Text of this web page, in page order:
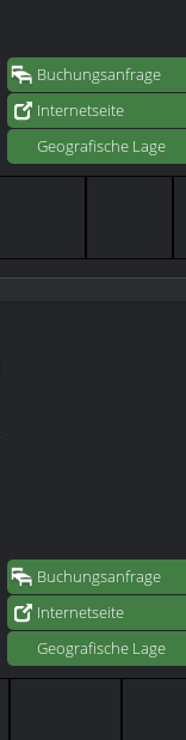
Buchungsanfrage
Internetseite
Geografische Lage
Buchungsanfrage
Internetseite
Geografische Lage